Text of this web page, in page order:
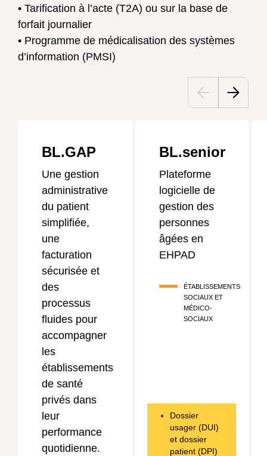
• Tarification à l’acte (T2A) ou sur la base de
forfait journalier
• Programme de médicalisation des systèmes
d’information (PMSI)
BL.GAP
Une gestion
administrative
du patient
simplifiée,
une
facturation
sécurisée et
des
processus
fluides pour
accompagner
les
établissements
de santé
privés dans
leur
performance
quotidienne.
BL.senior
Plateforme
logicielle de
gestion des
personnes
âgées en
EHPAD
ÉTABLISSEMENTS
SOCIAUX ET
MÉDICO-
SOCIAUX
Dossier
usager (DUI)
et dossier
patient (DPI)